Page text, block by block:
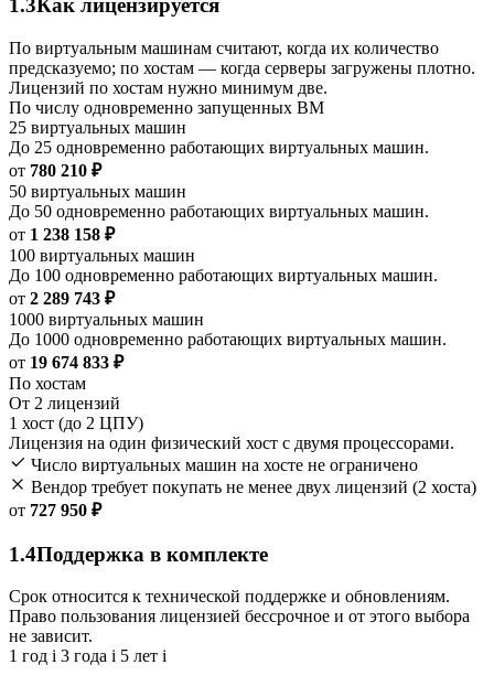
1.3Как лицензируется
По виртуальным машинам считают, когда их количество
предсказуемо; по хостам — когда серверы загружены плотно.
Лицензий по хостам нужно минимум две.
По числу одновременно запущенных ВМ
25 виртуальных машин
До 25 одновременно работающих виртуальных машин.
от 780 210 ₽
50 виртуальных машин
До 50 одновременно работающих виртуальных машин.
от 1 238 158 ₽
100 виртуальных машин
До 100 одновременно работающих виртуальных машин.
от 2 289 743 ₽
1000 виртуальных машин
До 1000 одновременно работающих виртуальных машин.
от 19 674 833 ₽
По хостам
От 2 лицензий
1 хост (до 2 ЦПУ)
Лицензия на один физический хост с двумя процессорами.
Число виртуальных машин на хосте не ограничено
Вендор требует покупать не менее двух лицензий (2 хоста)
от 727 950 ₽
1.4Поддержка в комплекте
Срок относится к технической поддержке и обновлениям.
Право пользования лицензией бессрочное и от этого выбора
не зависит.
1 год i 3 года i 5 лет i